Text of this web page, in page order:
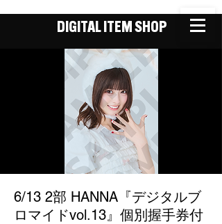
DIGITAL ITEM SHOP
6/13 2部 HANNA『デジタルブ
ロマイドvol.13』個別握手券付